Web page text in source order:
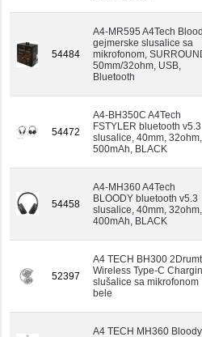
54484
A4-MR595 A4Tech
gejmerske slusalice sa
mikrofonom,
50mm/32ohm, USB,
Bluetooth
54472
A4-BH350C A4Tech
FSTYLER bluetooth v5.3
slusalice, 40mm, 32ohm,
500mAh, BLACK
54458
A4-MH360 A4Tech
BLOODY bluetooth v5.3
slusalice, 40mm, 32ohm,
400mAh, BLACK
52397
A4 TECH BH300
Wireless Type-C
slušalice sa mikrofonom
bele
A4 TECH MH360 Bloody